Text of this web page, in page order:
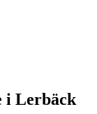
i Lerbäck